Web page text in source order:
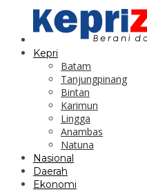
Kepri
Batam
Tanjungpinang
Bintan
Karimun
Lingga
Anambas
Natuna
Nasional
Daerah
Ekonomi